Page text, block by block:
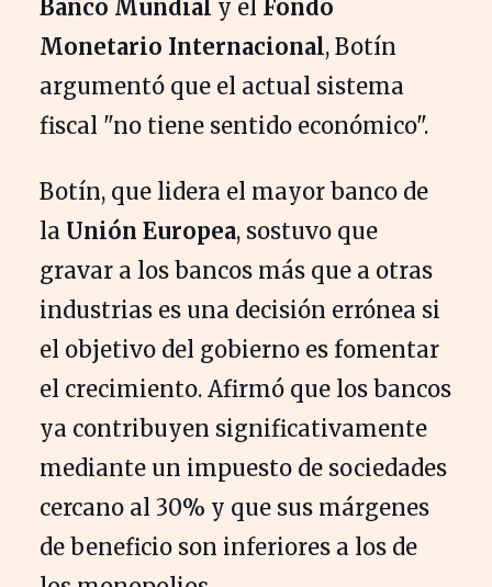
Banco Mundial y el Fondo
Monetario Internacional, Botín
argumentó que el actual sistema
fiscal "no tiene sentido económico".
Botín, que lidera el mayor banco de
la Unión Europea, sostuvo que
gravar a los bancos más que a otras
industrias es una decisión errónea si
el objetivo del gobierno es fomentar
el crecimiento. Afirmó que los bancos
ya contribuyen significativamente
mediante un impuesto de sociedades
cercano al 30% y que sus márgenes
de beneficio son inferiores a los de